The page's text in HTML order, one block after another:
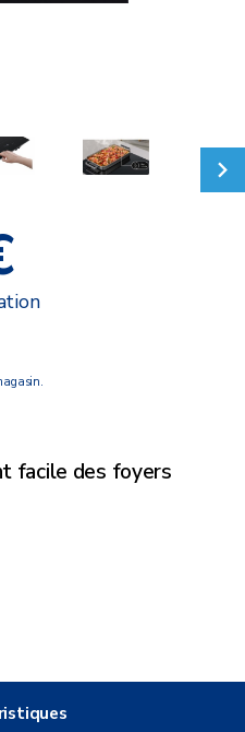
facile des foyers